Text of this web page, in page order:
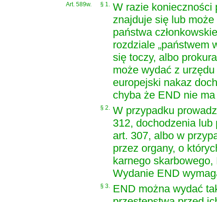
Art. 589w. § 1.
W razie konieczności
znajduje się lub
państwa
rozdziale „państwem
się toczy, albo
może wydać z
europejski nakaz
chyba że END nie
§ 2.
W przypadku
312, dochodzenia
art. 307, albo w
przez organy, o
karnego skarbowego,
Wydanie END
§ 3.
END można wydać